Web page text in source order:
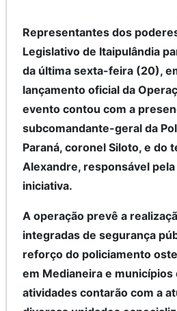
Representantes dos
Legislativo de Itaipulândia
da última sexta-feira (20),
lançamento oficial da
evento contou com a
subcomandante-geral da
Paraná, coronel Siloto, e do
Alexandre, responsável
iniciativa.
A operação prevê a
integradas de segurança
reforço do policiamento
em Medianeira e municípios
atividades contarão com a